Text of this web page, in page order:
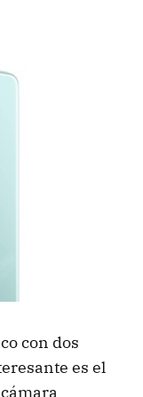
con dos
es el